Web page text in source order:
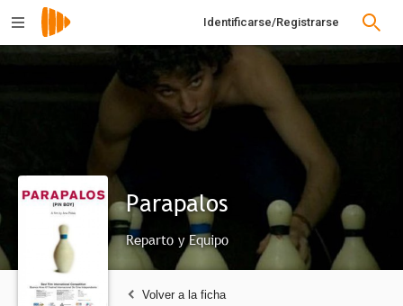
Identificarse/Registrarse
Parapalos
Reparto y Equipo
Volver a la ficha